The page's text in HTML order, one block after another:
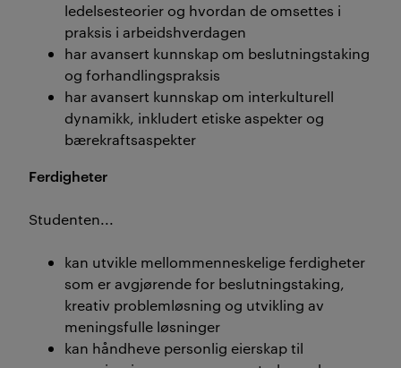
ledelsesteorier og hvordan de omsettes i
praksis i arbeidshverdagen
har avansert kunnskap om beslutningstaking
og forhandlingspraksis
har avansert kunnskap om interkulturell
dynamikk, inkludert etiske aspekter og
bærekraftsaspekter
Ferdigheter
Studenten...
kan utvikle mellommenneskelige ferdigheter
som er avgjørende for beslutningstaking,
kreativ problemløsning og utvikling av
meningsfulle løsninger
kan håndheve personlig eierskap til